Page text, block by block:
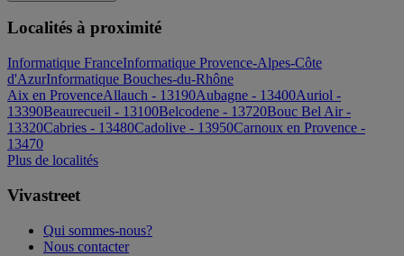
Localités à proximité
Informatique FranceInformatique Provence-Alpes-Côte
d'AzurInformatique Bouches-du-Rhône
Aix en ProvenceAllauch - 13190Aubagne - 13400Auriol -
13390Beaurecueil - 13100Belcodene - 13720Bouc Bel Air -
13320Cabries - 13480Cadolive - 13950Carnoux en Provence -
13470
Plus de localités
Vivastreet
Qui sommes-nous?
Nous contacter